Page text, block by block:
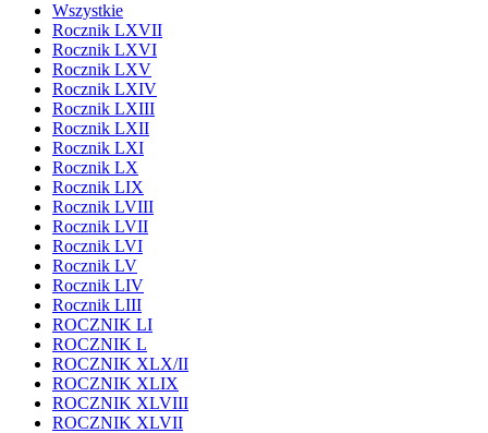
Wszystkie
Rocznik LXVII
Rocznik LXVI
Rocznik LXV
Rocznik LXIV
Rocznik LXIII
Rocznik LXII
Rocznik LXI
Rocznik LX
Rocznik LIX
Rocznik LVIII
Rocznik LVII
Rocznik LVI
Rocznik LV
Rocznik LIV
Rocznik LIII
ROCZNIK LI
ROCZNIK L
ROCZNIK XLX/II
ROCZNIK XLIX
ROCZNIK XLVIII
ROCZNIK XLVII